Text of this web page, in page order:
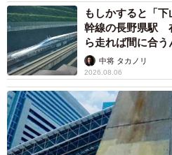
もしかすると「
幹線の長野県駅
ら走れば間に合
係が反響
中将 タカノリ
2026.08.06